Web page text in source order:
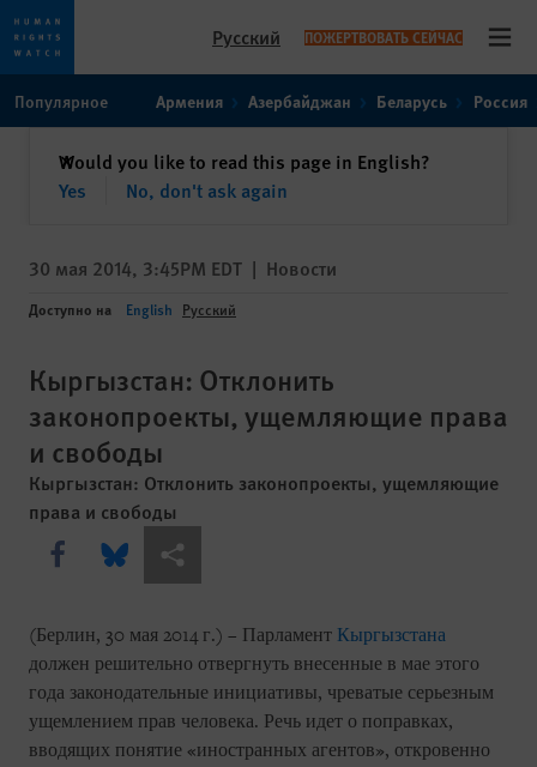
toto
content
Русский ПОЖЕРТВОВАТЬ СЕЙЧАС
Популярное Армения Азербайджан Беларусь Россия
Would you like to read this page in English?
Yes
No, don't ask again
✕закрыть
30 мая 2014, 3:45PM EDT | Новости
Доступно на English Русский
Кыргызстан: Отклонить
законопроекты, ущемляющие права
и свободы
Кыргызстан: Отклонить законопроекты, ущемляющие
права и свободы
Share this via Facebook
Share this via Bluesky
Share this via Поделиться
(Берлин, 30 мая 2014 г.) – Парламент Кыргызстана
должен решительно отвергнуть внесенные в мае этого
года законодательные инициативы, чреватые серьезным
ущемлением прав человека. Речь идет о поправках,
вводящих понятие «иностранных агентов», откровенно